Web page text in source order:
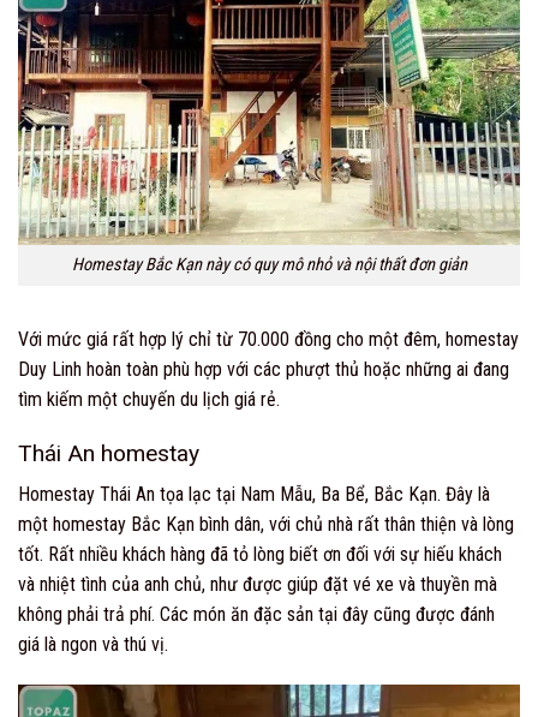
Homestay Bắc Kạn này có quy mô nhỏ và nội thất đơn giản
Với mức giá rất hợp lý chỉ từ 70.000 đồng cho một đêm, homestay
Duy Linh hoàn toàn phù hợp với các phượt thủ hoặc những ai đang
tìm kiếm một chuyến du lịch giá rẻ.
Thái An homestay
Homestay Thái An tọa lạc tại Nam Mẫu, Ba Bể, Bắc Kạn. Đây là
một homestay Bắc Kạn bình dân, với chủ nhà rất thân thiện và lòng
tốt. Rất nhiều khách hàng đã tỏ lòng biết ơn đối với sự hiếu khách
và nhiệt tình của anh chủ, như được giúp đặt vé xe và thuyền mà
không phải trả phí. Các món ăn đặc sản tại đây cũng được đánh
giá là ngon và thú vị.